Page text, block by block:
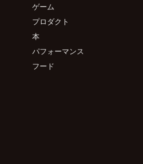
ゲーム
プロダクト
本
パフォーマンス
フード